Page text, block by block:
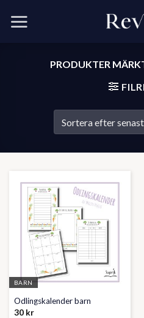
PRODUKTER
BARN
Odlingskalender barn
30 kr